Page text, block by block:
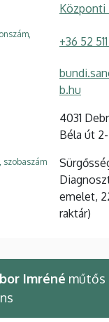
Központi
+36 52
b.hu
4031
Béla út
szobaszám
emelet,
raktár)
Imréné műtős